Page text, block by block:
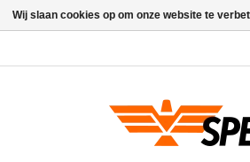
Wij slaan cookies op om onze website te